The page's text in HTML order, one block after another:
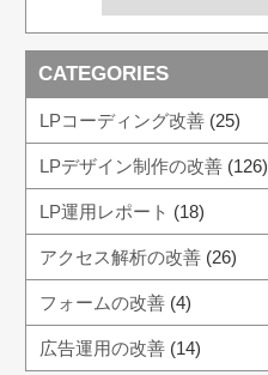
CATEGORIES
LPコーディング改善(25)
LPデザイン制作の改善(126)
LP運用レポート (18)
アクセス解析の改善(26)
フォームの改善(4)
広告運用の改善(14)